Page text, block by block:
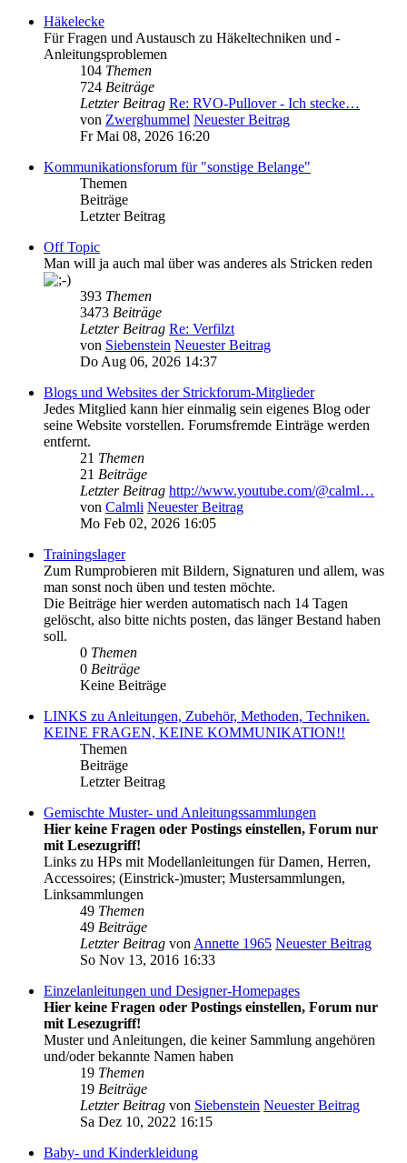
Häkelecke
Für Fragen und Austausch zu Häkeltechniken und -
Anleitungsproblemen
104 Themen
724 Beiträge
Letzter Beitrag Re: RVO-Pullover - Ich stecke…
von Zwerghummel Neuester Beitrag
Fr Mai 08, 2026 16:20
Kommunikationsforum für "sonstige Belange"
Themen
Beiträge
Letzter Beitrag
Off Topic
Man will ja auch mal über was anderes als Stricken reden
393 Themen
3473 Beiträge
Letzter Beitrag Re: Verfilzt
von Siebenstein Neuester Beitrag
Do Aug 06, 2026 14:37
Blogs und Websites der Strickforum-Mitglieder
Jedes Mitglied kann hier einmalig sein eigenes Blog oder
seine Website vorstellen. Forumsfremde Einträge werden
entfernt.
21 Themen
21 Beiträge
Letzter Beitrag http://www.youtube.com/@calml…
von Calmli Neuester Beitrag
Mo Feb 02, 2026 16:05
Trainingslager
Zum Rumprobieren mit Bildern, Signaturen und allem, was
man sonst noch üben und testen möchte.
Die Beiträge hier werden automatisch nach 14 Tagen
gelöscht, also bitte nichts posten, das länger Bestand haben
soll.
0 Themen
0 Beiträge
Keine Beiträge
LINKS zu Anleitungen, Zubehör, Methoden, Techniken.
KEINE FRAGEN, KEINE KOMMUNIKATION!!
Themen
Beiträge
Letzter Beitrag
Gemischte Muster- und Anleitungssammlungen
Hier keine Fragen oder Postings einstellen, Forum nur
mit Lesezugriff!
Links zu HPs mit Modellanleitungen für Damen, Herren,
Accessoires; (Einstrick-)muster; Mustersammlungen,
Linksammlungen
49 Themen
49 Beiträge
Letzter Beitrag vonAnnette 1965 Neuester Beitrag
So Nov 13, 2016 16:33
Einzelanleitungen und Designer-Homepages
Hier keine Fragen oder Postings einstellen, Forum nur
mit Lesezugriff!
Muster und Anleitungen, die keiner Sammlung angehören
und/oder bekannte Namen haben
19 Themen
19 Beiträge
Letzter Beitrag von Siebenstein Neuester Beitrag
Sa Dez 10, 2022 16:15
Baby- und Kinderkleidung